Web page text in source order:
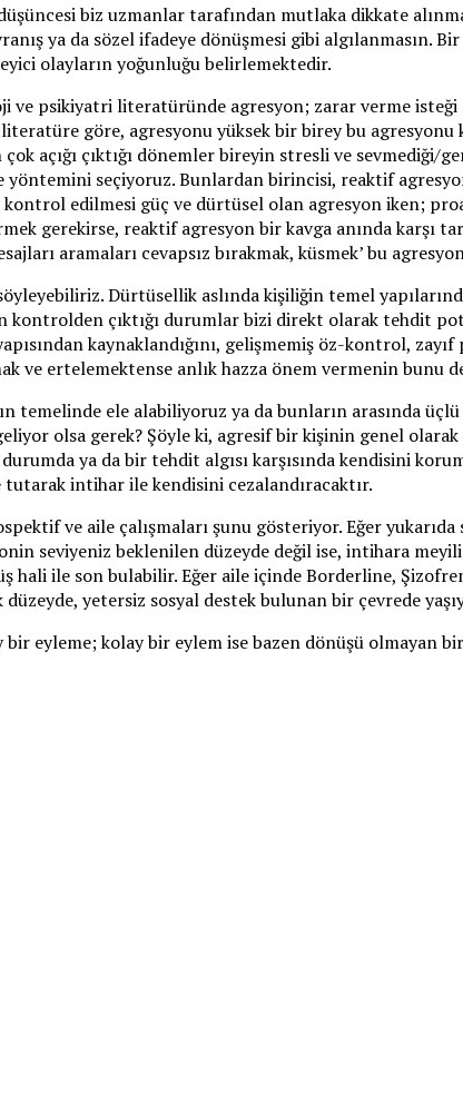
biz uzmanlar tarafından mutlaka dikkate
ya da sözel ifadeye dönüşmesi gibi algılanmasın.
olayların yoğunluğu belirlemektedir.
ve psikiyatri literatüründe agresyon; zarar verme
göre, agresyonu yüksek bir birey bu agresyonu
açığı çıktığı dönemler bireyin stresli ve sevmediği/
seçiyoruz. Bunlardan birincisi, reaktif
kontrol edilmesi güç ve dürtüsel olan agresyon iken;
gerekirse, reaktif agresyon bir kavga anında karşı
aramaları cevapsız bırakmak, küsmek’ bu
Dürtüsellik aslında kişiliğin temel
çıktığı durumlar bizi direkt olarak tehdit
kaynaklandığını, gelişmemiş öz-kontrol,
ve ertelemektense anlık hazza önem vermenin bunu
temelinde ele alabiliyoruz ya da bunların arasında
olsa gerek? Şöyle ki, agresif bir kişinin genel
ya da bir tehdit algısı karşısında kendisini
intihar ile kendisini cezalandıracaktır.
ve aile çalışmaları şunu gösteriyor. Eğer yukarıda
seviyeniz beklenilen düzeyde değil ise, intihara
ile son bulabilir. Eğer aile içinde Borderline,
yetersiz sosyal destek bulunan bir çevrede
eyleme; kolay bir eylem ise bazen dönüşü olmayan